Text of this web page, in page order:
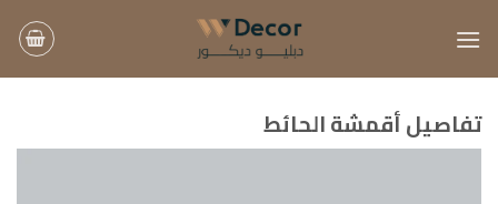
للمحتوى
تفاصيل أقمشة الحائط